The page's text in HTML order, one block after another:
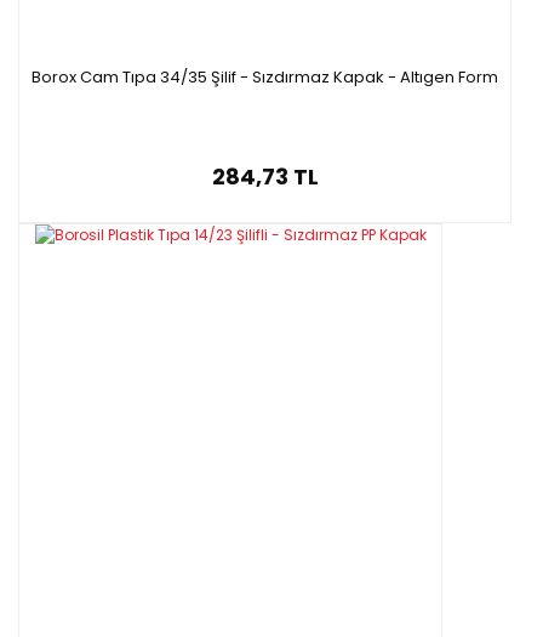
Borox Cam Tıpa 34/35 Şilif - Sızdırmaz Kapak - Altıgen Form
284,73 TL